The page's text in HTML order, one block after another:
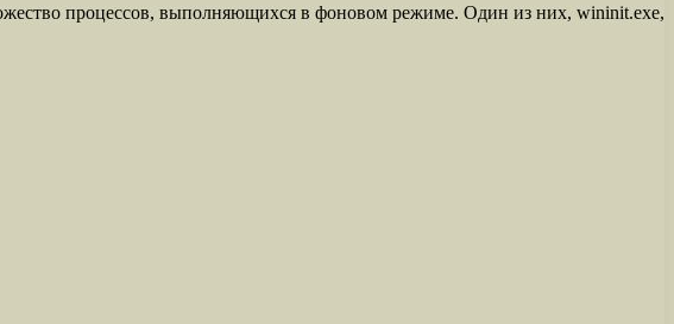
процессов, выполняющихся в фоновом режиме. Один из них, wininit.exe,